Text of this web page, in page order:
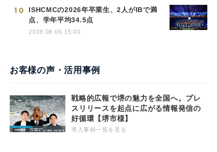
10
ISHCMCの2026年卒業生、2人がIBで満
点、学年平均34.5点
2026.08.06 15:40
お客様の声・活用事例
戦略的広報で堺の魅力を全国へ。プレ
スリリースを起点に広がる情報発信の
好循環【堺市様】
導入事例一覧を見る